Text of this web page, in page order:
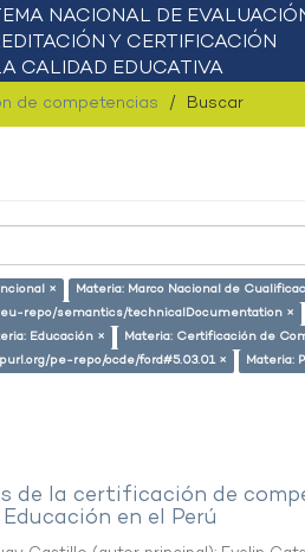
de competencias Buscar
× Materia: Marco Nacional de
repo/semantics/technicalDocumentation ×
Educación × Materia: Certificación de
pe-repo/ocde/ford#5.03.01 × Materia:
de la certificación de
en el Perú